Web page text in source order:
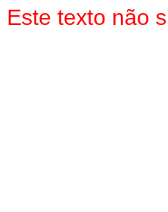
Este texto não